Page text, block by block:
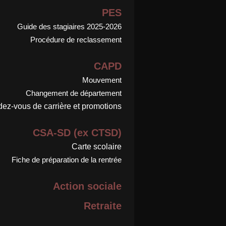
PES
Guide des stagiaires 2025-2026
Procédure de reclassement
CAPD
Mouvement
Changement de département
vous de carrière et promotions
CSA-SD (ex CTSD)
Carte scolaire
Fiche de préparation de la rentrée
Action sociale
Retraite